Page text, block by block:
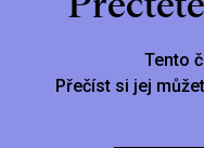
Tento
Přečíst si jej